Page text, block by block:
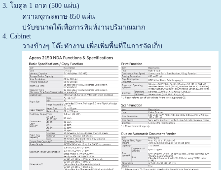
3. โมดูล 1 ถาด (500 แผ่น)
ความจุกระดาษ 850 แผ่น
ปรับขนาดได้เพื่อการพิมพ์งานปริมาณมาก
4. Cabinet
วางข้างๆ โต๊ะทำงาน เพื่อเพิ่มพื้นที่ในการจัดเก็บ